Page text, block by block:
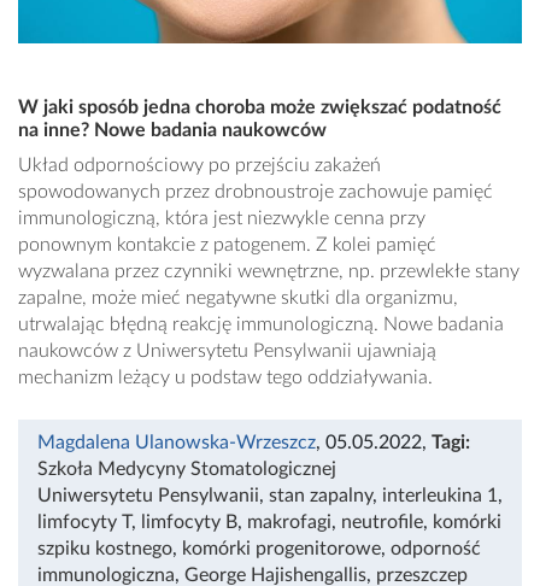
W jaki sposób jedna choroba może zwiększać podatność
na inne? Nowe badania naukowców
Układ odpornościowy po przejściu zakażeń
spowodowanych przez drobnoustroje zachowuje pamięć
immunologiczną, która jest niezwykle cenna przy
ponownym kontakcie z patogenem. Z kolei pamięć
wyzwalana przez czynniki wewnętrzne, np. przewlekłe stany
zapalne, może mieć negatywne skutki dla organizmu,
utrwalając błędną reakcję immunologiczną. Nowe badania
naukowców z Uniwersytetu Pensylwanii ujawniają
mechanizm leżący u podstaw tego oddziaływania.
Magdalena Ulanowska-Wrzeszcz, 05.05.2022, Tagi:
Szkoła Medycyny Stomatologicznej
Uniwersytetu Pensylwanii, stan zapalny, interleukina 1 ,
limfocyty T, limfocyty B, makrofagi, neutrofile, komórki
szpiku kostnego, komórki progenitorowe, odporność
immunologiczna, George Hajishengallis, przeszczep